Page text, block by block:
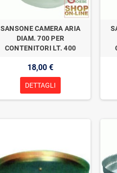
SANSONE CAMERA ARIA
DIAM. 700 PER
CONTENITORI LT. 400
18,00 €
DETTAGLI